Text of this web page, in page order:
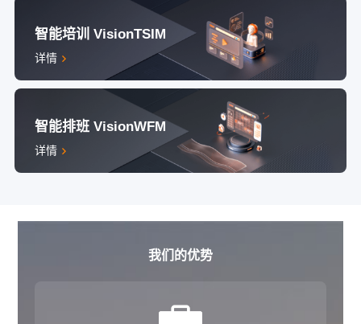
智能培训 VisionTSIM
详情
智能排班 VisionWFM
详情
我们的优势